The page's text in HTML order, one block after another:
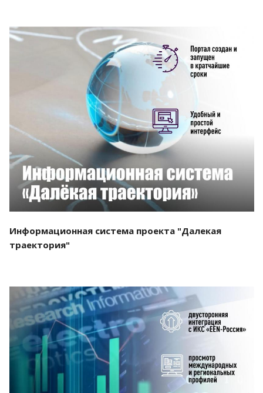
Смотреть проект
Информационная система проекта "Далекая
траектория"
Смотреть проект